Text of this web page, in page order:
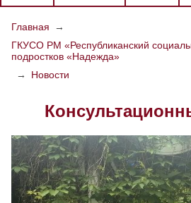
РАЗМЕР
Скрыть Ч/б
Настройки по
Главная
→
ГКУСО РМ «Республиканский
подростков «Надежда»
→
Новости